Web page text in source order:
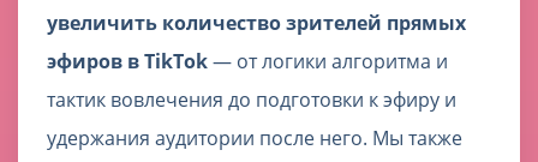
увеличить количество зрителей прямых
эфиров в TikTok— от логики алгоритма и
тактик вовлечения до подготовки к эфиру и
удержания аудитории после него. Мы также